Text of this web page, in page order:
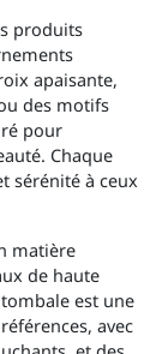
produits
apaisante,
des motifs
pour
Chaque
sérénité à ceux
matière
de haute
est une
avec